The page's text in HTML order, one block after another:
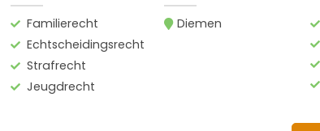
Familierecht
Echtscheidingsrecht
Strafrecht
Jeugdrecht
Diemen